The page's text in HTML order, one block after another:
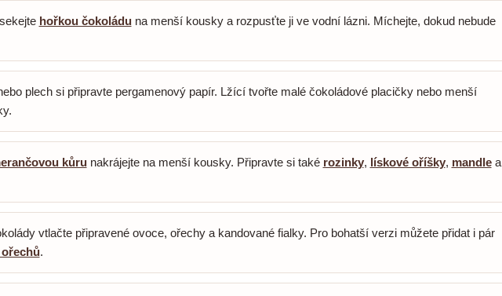
hořkou čokoláduna menší kousky a rozpusťte ji ve vodní lázni. Míchejte, dokud nebude
plech si připravte pergamenový papír. Lžící tvořte malé čokoládové placičky nebo menší
kůrunakrájejte na menší kousky. Připravte si také rozinky, lískové oříšky, mandlea
vtlačte připravené ovoce, ořechy a kandované fialky. Pro bohatší verzi můžete přidat i pár
.